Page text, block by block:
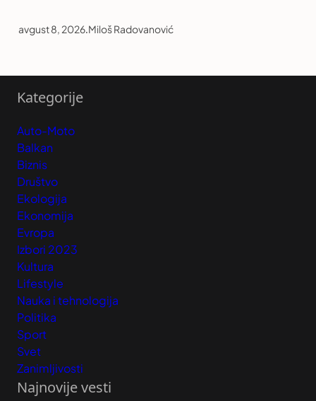
avgust 8, 2026.Miloš Radovanović
Kategorije
Auto-Moto
Balkan
Biznis
Društvo
Ekologija
Ekonomija
Evropa
Izbori 2023
Kultura
Lifestyle
Nauka i tehnologija
Politika
Sport
Svet
Zanimljivosti
Najnovije vesti